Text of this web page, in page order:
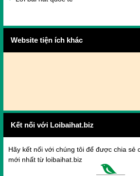
Website tiện ích khác
Kết nối với Loibaihat.biz
Hãy kết nối với chúng tôi để được chia sẻ
mới nhất từ loibaihat.biz